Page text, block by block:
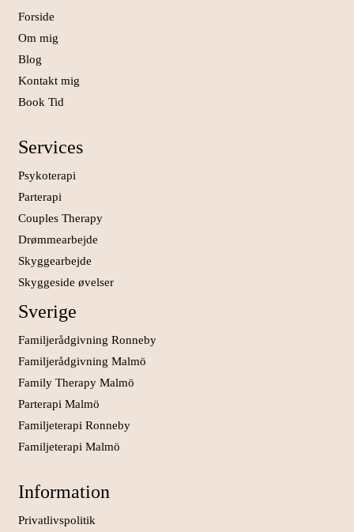
Forside
Om mig
Blog
Kontakt mig
Book Tid
Services
Psykoterapi
Parterapi
Couples Therapy
Drømmearbejde
Skyggearbejde
Skyggeside øvelser
Sverige
Familjerådgivning Ronneby
Familjerådgivning Malmö
Family Therapy Malmö
Parterapi Malmö
Familjeterapi Ronneby
Familjeterapi Malmö
Information
Privatlivspolitik